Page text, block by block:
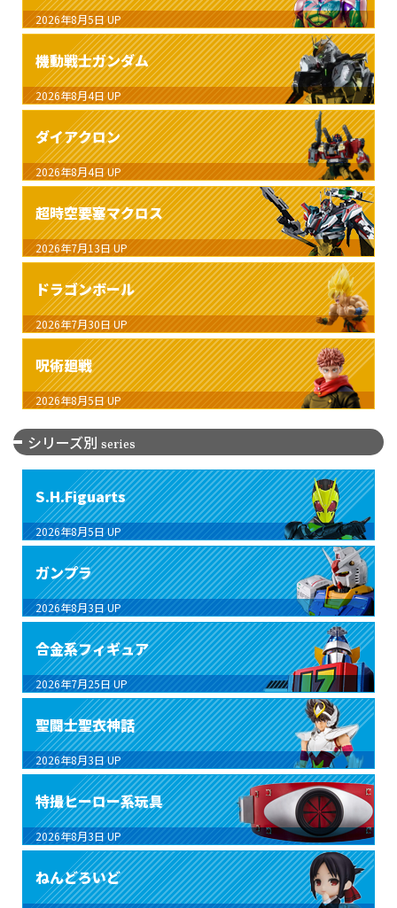
2026年8月5日 UP
機動戦士ガンダム
2026年8月4日 UP
ダイアクロン
2026年8月4日 UP
超時空要塞マクロス
2026年7月13日 UP
ドラゴンボール
2026年7月30日 UP
呪術廻戦
2026年8月5日 UP
シリーズ別 series
S.H.Figuarts
2026年8月5日 UP
ガンプラ
2026年8月3日 UP
合金系フィギュア
2026年7月25日 UP
聖闘士聖衣神話
2026年8月3日 UP
特撮ヒーロー系玩具
2026年8月3日 UP
ねんどろいど